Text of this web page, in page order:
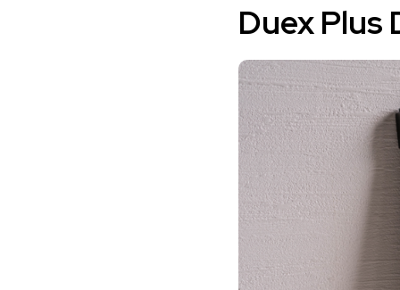
Duex Plus